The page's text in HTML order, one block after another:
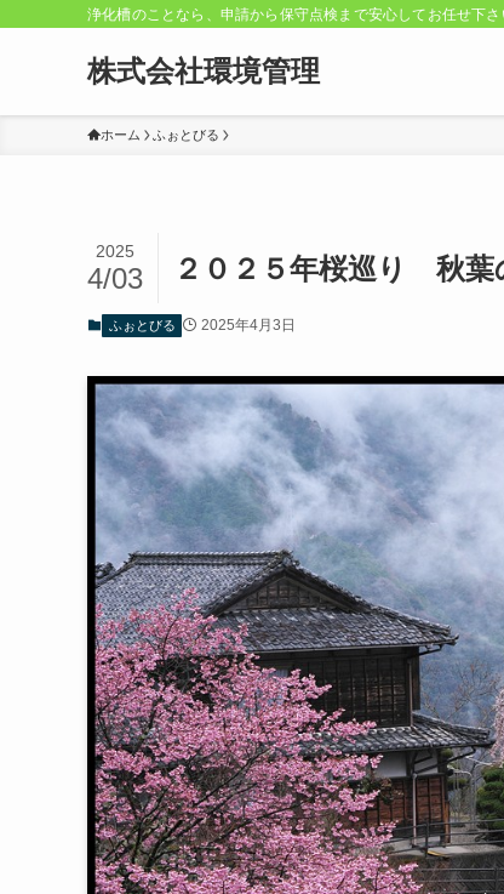
浄化槽のことなら、申請から保守点検まで安心してお任せ下
株式会社環境管理
ホーム ふぉとびる
２０２５年桜巡り 秋
2025
4/03
ふぉとびる 2025年4月3日